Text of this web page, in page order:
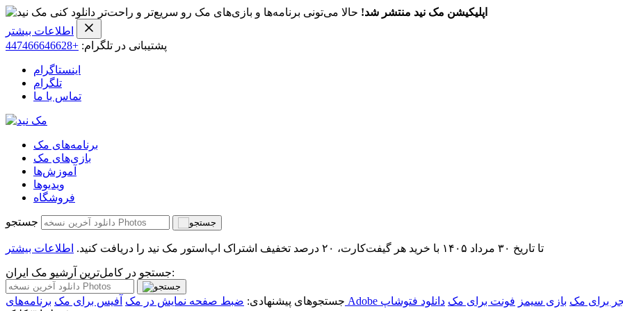
اپلیکیشن مک نید منتشر شد! حالا می‌تونی برنامه‌ها و بازی‌های مک رو سریع‌تر و راحت‌تر دانلود کنی
اطلاعات بیشتر
پشتیبانی در تلگرام: +447466646628
اینستاگرام
تلگرام
تماس با ما
برنامه‌های مک
بازی‌های مک
آموزش‌ها
ویدیو‌ها
فروشگاه
جستجو
تا تاریخ ۳۰ مرداد ۱۴۰۵ با خرید هر گیفت‌کارت، ۲۰ درصد تخفیف اشتراک اپ‌استور مک نید را دریافت کنید. اطلاعات بیشتر
جستجو در کامل‌ترین آرشیو مک ایران:
جستجوهای پیشنهادی: ضبط صفحه نمایش در مک آفیس برای مک برای مک بازی سیمز فونت برای مک دانلود فتوشاپ